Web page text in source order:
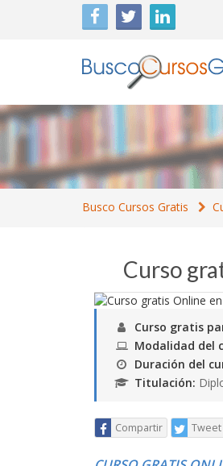
Busco Cursos Gratis
Curso
Curso gratis
Modalidad del
Duración del
Titulación:
Compartir Tweet